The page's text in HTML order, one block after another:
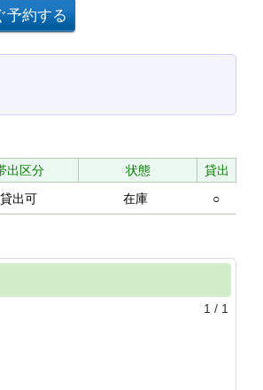
出区分 状態
貸出
貸出可 在庫 ○
1 / 1